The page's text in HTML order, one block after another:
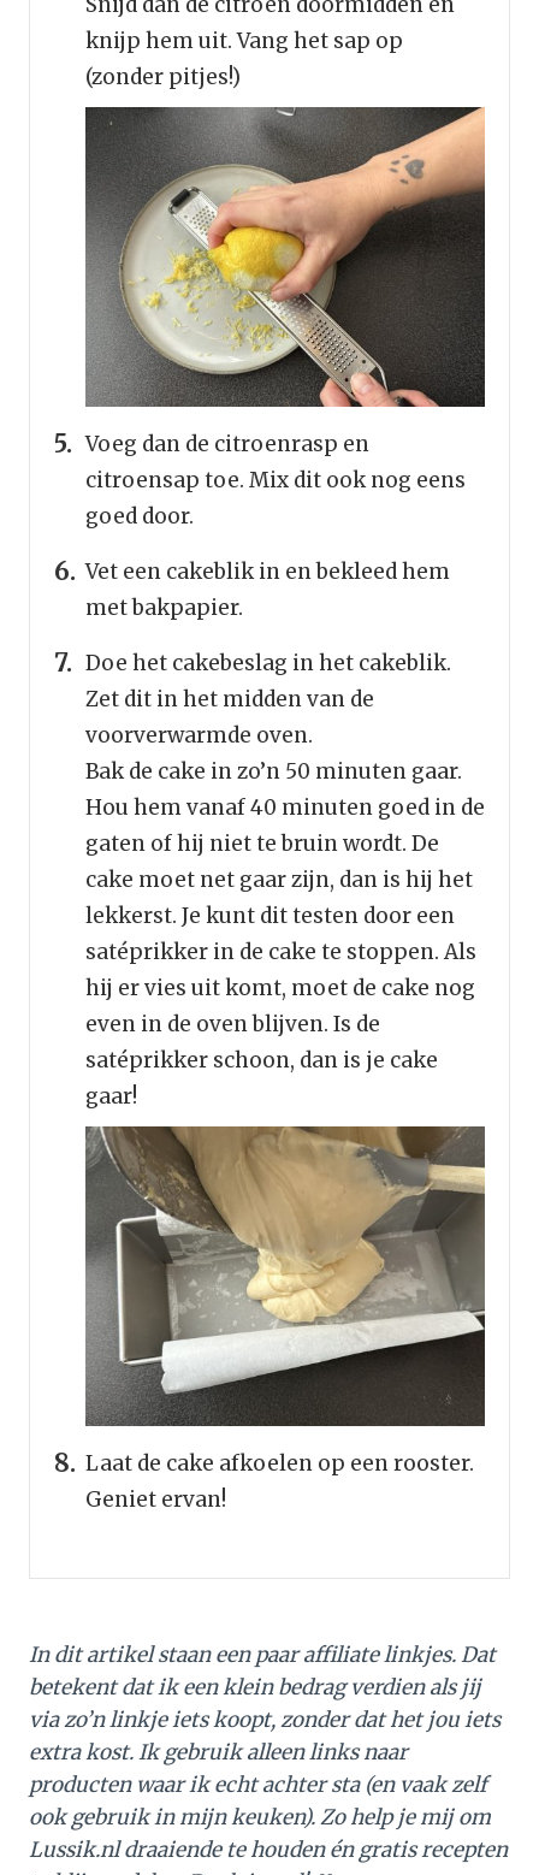
knijp hem uit. Vang het sap op
(zonder pitjes!)
Voeg dan de citroenrasp en
citroensap toe. Mix dit ook nog eens
goed door.
Vet een cakeblik in en bekleed hem
met bakpapier.
Doe het cakebeslag in het cakeblik.
Zet dit in het midden van de
voorverwarmde oven.
Bak de cake in zo’n 50 minuten gaar.
Hou hem vanaf 40 minuten goed in de
gaten of hij niet te bruin wordt. De
cake moet net gaar zijn, dan is hij het
lekkerst. Je kunt dit testen door een
satéprikker in de cake te stoppen. Als
hij er vies uit komt, moet de cake nog
even in de oven blijven. Is de
satéprikker schoon, dan is je cake
gaar!
Laat de cake afkoelen op een rooster.
Geniet ervan!
In dit artikel staan een paar affiliate linkjes. Dat
betekent dat ik een klein bedrag verdien als jij
via zo’n linkje iets koopt, zonder dat het jou iets
extra kost. Ik gebruik alleen links naar
producten waar ik echt achter sta (en vaak zelf
ook gebruik in mijn keuken). Zo help je mij om
Lussik.nl draaiende te houden én gratis recepten